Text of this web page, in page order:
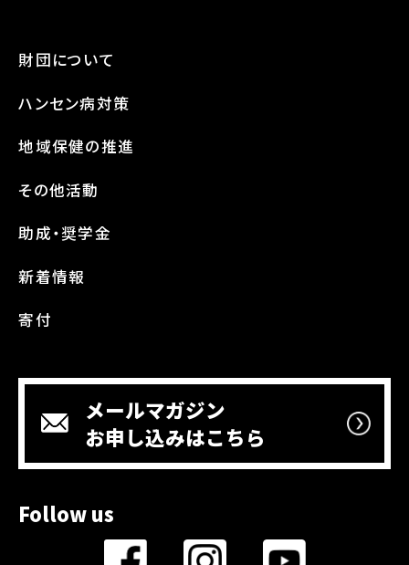
財団について
ハンセン病対策
地域保健の推進
その他活動
助成・奨学金
新着情報
寄付
メールマガジン
お申し込みはこちら
Follow us